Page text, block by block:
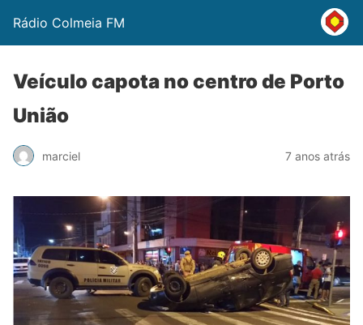
Rádio Colmeia FM
Veículo capota no centro de Porto
União
marciel 7 anos atrás